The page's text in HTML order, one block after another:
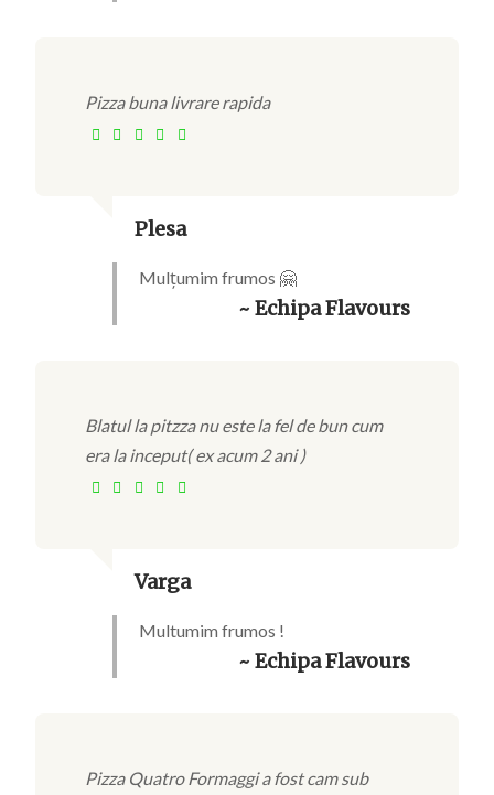
Pizza buna livrare rapida
Plesa
Mulțumim frumos 🤗
~ Echipa Flavours
Blatul la pitzza nu este la fel de bun cum
era la inceput( ex acum 2 ani )
Varga
Multumim frumos !
~ Echipa Flavours
Pizza Quatro Formaggi a fost cam sub